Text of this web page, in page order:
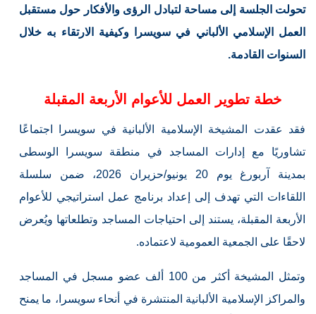
تحولت الجلسة إلى مساحة لتبادل الرؤى والأفكار حول مستقبل
العمل الإسلامي الألباني في سويسرا وكيفية الارتقاء به خلال
السنوات القادمة.
خطة تطوير العمل للأعوام الأربعة المقبلة
فقد عقدت المشيخة الإسلامية الألبانية في سويسرا اجتماعًا
تشاوريًا مع إدارات المساجد في منطقة سويسرا الوسطى
بمدينة آربورغ يوم 20 يونيو/حزيران 2026، ضمن سلسلة
اللقاءات التي تهدف إلى إعداد برنامج عمل استراتيجي للأعوام
الأربعة المقبلة، يستند إلى احتياجات المساجد وتطلعاتها ويُعرض
لاحقًا على الجمعية العمومية لاعتماده.
وتمثل المشيخة أكثر من 100 ألف عضو مسجل في المساجد
والمراكز الإسلامية الألبانية المنتشرة في أنحاء سويسرا، ما يمنح